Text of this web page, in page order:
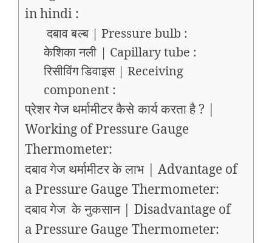
in hindi :
दबाव बल्ब | Pressure bulb :
केशिका नली | Capillary tube :
रिसीविंग डिवाइस | Receiving
component :
प्रेशर गेज थर्मामीटर कैसे कार्य करता है ? |
Working of Pressure Gauge
Thermometer:
दबाव गेज थर्मामीटर के लाभ | Advantage of
a Pressure Gauge Thermometer:
दबाव गेज के नुकसान | Disadvantage of
a Pressure Gauge Thermometer: